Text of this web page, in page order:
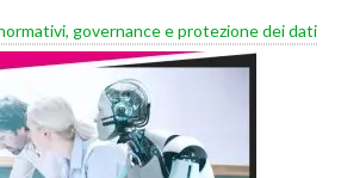
governance e protezione dei dati